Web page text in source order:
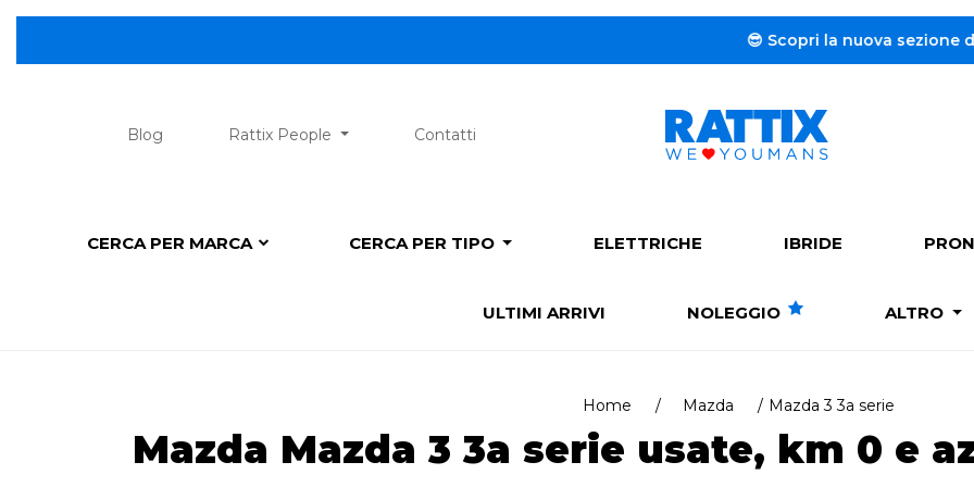
😎 Scopri la nuova sezione dedicata
Blog Rattix People Contatti
CERCA PER MARCA CERCA PER TIPO ELETTRICHE IBRIDE
ULTIMI ARRIVI NOLEGGIO ALTRO
Home Mazda Mazda 3 3a serie
Mazda Mazda 3 3a serie usate, km 0 e